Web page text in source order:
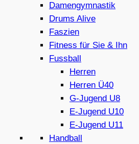
Damengymnastik
Drums Alive
Faszien
Fitness für Sie & Ihn
Fussball
Herren
Herren Ü40
G-Jugend U8
E-Jugend U10
E-Jugend U11
Handball